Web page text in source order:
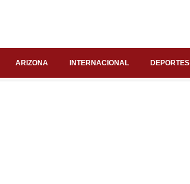
ARIZONA INTERNACIONAL DEPORTES